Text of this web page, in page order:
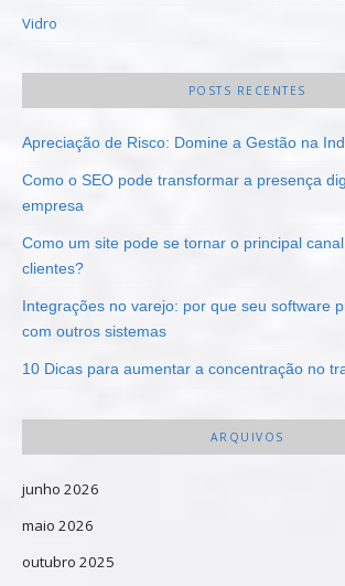
Vidro
POSTS RECENTES
Apreciação de Risco: Domine a Gestão na
Como o SEO pode transformar a presença
empresa
Como um site pode se tornar o principal
clientes?
Integrações no varejo: por que seu software
com outros sistemas
10 Dicas para aumentar a concentração no
ARQUIVOS
junho 2026
maio 2026
outubro 2025